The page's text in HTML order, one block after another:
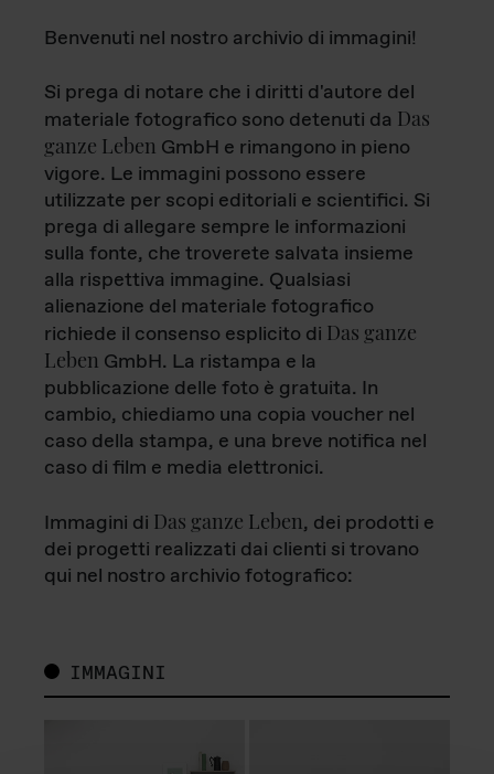
Benvenuti nel nostro archivio di immagini!
Si prega di notare che i diritti d'autore del
materiale fotografico sono detenuti da Das
ganze Leben GmbH e rimangono in pieno
vigore. Le immagini possono essere
utilizzate per scopi editoriali e scientifici. Si
prega di allegare sempre le informazioni
sulla fonte, che troverete salvata insieme
alla rispettiva immagine. Qualsiasi
alienazione del materiale fotografico
richiede il consenso esplicito di Das ganze
Leben GmbH. La ristampa e la
pubblicazione delle foto è gratuita. In
cambio, chiediamo una copia voucher nel
caso della stampa, e una breve notifica nel
caso di film e media elettronici.
Immagini di Das ganze Leben, dei prodotti e
dei progetti realizzati dai clienti si trovano
qui nel nostro archivio fotografico:
IMMAGINI